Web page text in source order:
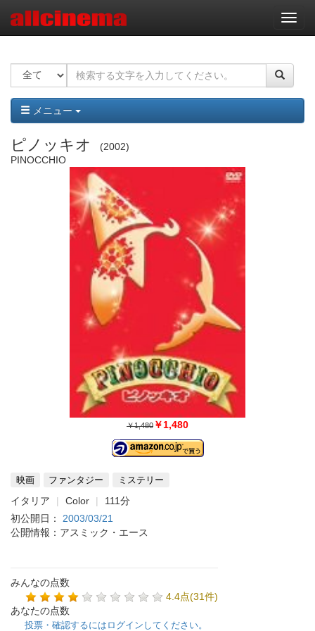
ナ
ビ
ー
ョ
ン
メニュー
ピノッキオ
2002
PINOCCHIO
￥1,480 ￥1,480
映画 ファンタジー ミステリー
イタリア Color
111分
初公開日： 2003/03/21
公開情報：アスミック・エース
みんなの点数
4.4点(31件)
あなたの点数
投票・確認するにはログインしてください。